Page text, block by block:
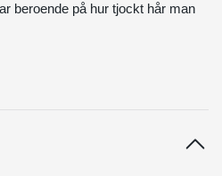
beroende på hur tjockt hår man